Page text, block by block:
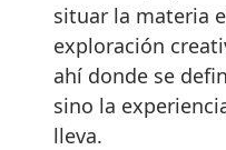
situar la materia
exploración
ahí donde se
sino la
lleva.